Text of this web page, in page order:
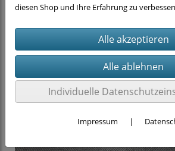
diesen Shop und Ihre Erfahrung zu
Individuelle
Impressum |